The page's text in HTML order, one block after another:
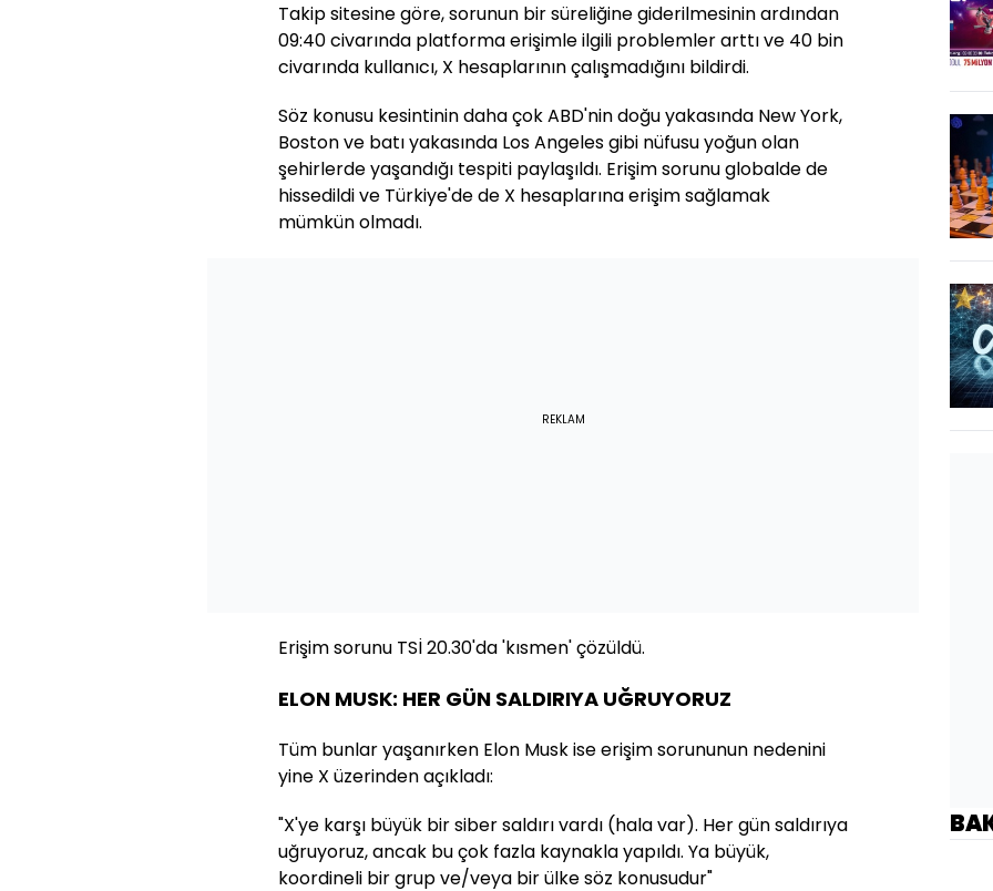
Takip sitesine göre, sorunun bir süreliğine giderilmesinin ardından
09:40 civarında platforma erişimle ilgili problemler arttı ve 40 bin
civarında kullanıcı, X hesaplarının çalışmadığını bildirdi.
Söz konusu kesintinin daha çok ABD'nin doğu yakasında New York,
Boston ve batı yakasında Los Angeles gibi nüfusu yoğun olan
şehirlerde yaşandığı tespiti paylaşıldı. Erişim sorunu globalde de
hissedildi ve Türkiye'de de X hesaplarına erişim sağlamak
mümkün olmadı.
REKLAM
Erişim sorunu TSİ 20.30'da 'kısmen' çözüldü.
ELON MUSK: HER GÜN SALDIRIYA UĞRUYORUZ
Tüm bunlar yaşanırken Elon Musk ise erişim sorununun nedenini
yine X üzerinden açıkladı:
"X'ye karşı büyük bir siber saldırı vardı (hala var). Her gün saldırıya
uğruyoruz, ancak bu çok fazla kaynakla yapıldı. Ya büyük,
koordineli bir grup ve/veya bir ülke söz konusudur"